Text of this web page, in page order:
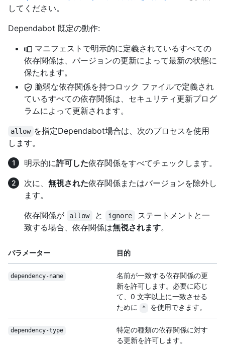
してください。
Dependabot 既定の動作:
マニフェストで明示的に定義されているすべての
依存関係は、バージョンの更新によって最新の状態に
保たれます。
脆弱な依存関係を持つロック ファイルで定義され
ているすべての依存関係は、セキュリティ更新プログ
ラムによって更新されます。
allow を指定Dependabot場合は、次のプロセスを使用
します。
明示的に許可した依存関係をすべてチェックします。
次に、 無視された依存関係またはバージョンを除外し
ます。
依存関係が
allow と ignore
ステートメントと一
致する場合、依存関係は無視されます。
パラメーター 目的
dependency-name
名前が一致する依存関係の更
新を許可します。必要に応じ
て、0 文字以上に一致させる
ために
* を使用できます。
dependency-type
特定の種類の依存関係に対す
る更新を許可します。